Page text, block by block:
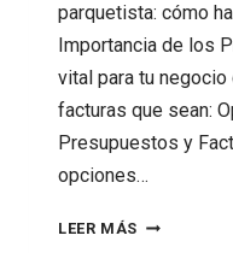
parquetista: cómo
Importancia de los
vital para tu
facturas que sean:
Presupuestos y
opciones…
LEER MÁS 91